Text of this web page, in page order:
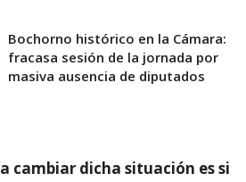
Bochorno histórico en la Cámara:
fracasa sesión de la jornada por
masiva ausencia de diputados
cambiar dicha situación es si